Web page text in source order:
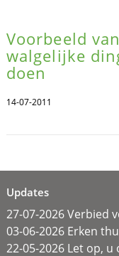
Voorbeeld
walgelijke
doen
14-07-2011
Updates
27-07-2026 Verbied
03-06-2026 Erken
22-05-2026 Let op,